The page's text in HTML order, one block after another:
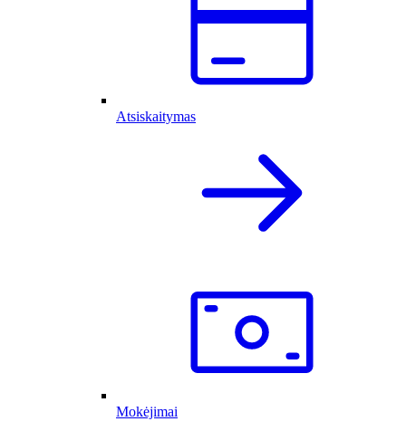
Atsiskaitymas
Mokėjimai